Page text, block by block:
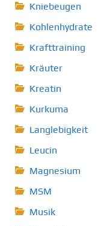
Kniebeugen
Kohlenhydrate
Krafttraining
Kräuter
Kreatin
Kurkuma
Langlebigkeit
Leucin
Magnesium
MSM
Musik